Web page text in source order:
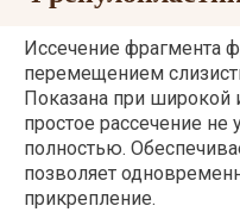
Иссечение фрагмента
перемещением
Показана при широкой
простое рассечение не
полностью.
позволяет
прикрепление.